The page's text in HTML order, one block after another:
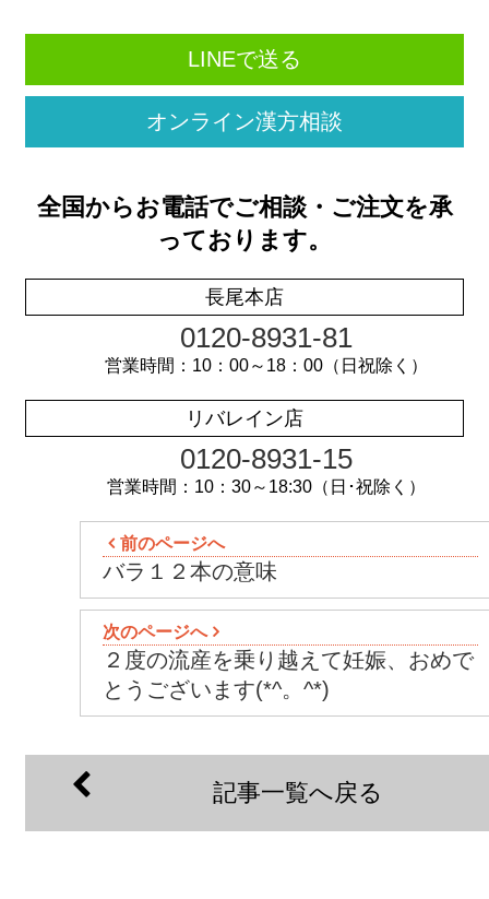
LINEで送る
オンライン漢方相談
全国からお電話でご相談・ご注文を承
っております。
長尾本店
0120-8931-81
営業時間：10：00～18：00（日祝除く）
リバレイン店
0120-8931-15
営業時間：10：30～18:30（日･祝除く）
前のページへ
バラ１２本の意味
次のページへ
２度の流産を乗り越えて妊娠、おめで
とうございます(*^。^*)
記事一覧へ戻る